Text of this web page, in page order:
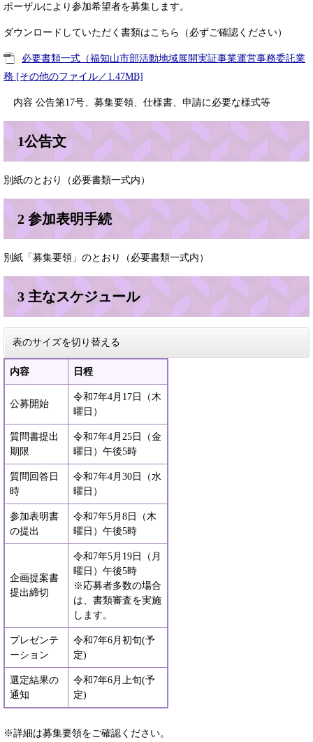
ポーザルにより参加希望者を募集します。
ダウンロードしていただく書類はこちら（必ずご確認ください）
必要書類一式（福知山市部活動地域展開実証事業運営事務委託業
務 [その他のファイル／1.47MB]
内容 公告第17号、募集要領、仕様書、申請に必要な様式等
1公告文
別紙のとおり（必要書類一式内）​
2 参加表明手続
別紙「募集要領」のとおり（必要書類一式内）
3 主なスケジュール
表のサイズを切り替える
内容 日程
公募開始
令和7年4月17日（木
曜日）
質問書提出
期限
令和7年4月25日（金
曜日）午後5時
質問回答日
時
令和7年4月30日（水
曜日）
参加表明書
の提出
令和7年5月8日（木
曜日）午後5時
企画提案書
提出締切
令和7年5月19日（月
曜日）午後5時​
※応募者多数の場合
は、書類審査を実施
します。
プレゼンテ
ーション
令和7年6月初旬(予
定)
選定結果の
通知
令和7年6月上旬(予
定)
※詳細は募集要領をご確認ください。